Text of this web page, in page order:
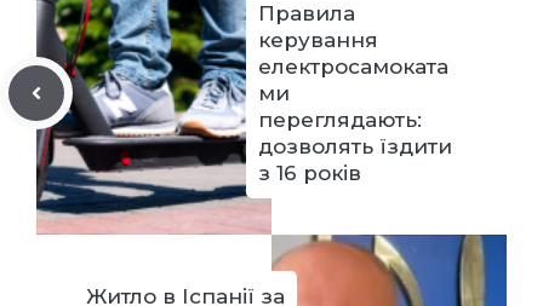
Правила
керування
електросамоката
ми
переглядають:
дозволять їздити
з 16 років
Житло в Іспанії за